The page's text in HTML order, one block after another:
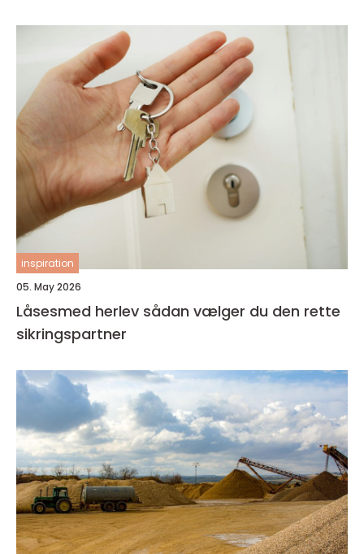
inspiration
05. May 2026
Låsesmed herlev sådan vælger du den rette
sikringspartner